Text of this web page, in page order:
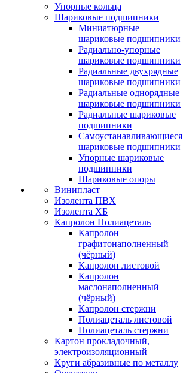
Упорные кольца
Шариковые подшипники
Миниатюрные
шариковые подшипники
Радиально-упорные
шариковые подшипники
Радиальные двухрядные
шариковые подшипники
Радиальные однорядные
шариковые подшипники
Радиальные шариковые
подшипники
Самоустанавливающиеся
шариковые подшипники
Упорные шариковые
подшипники
Шариковые опоры
Винипласт
Изолента ПВХ
Изолента ХБ
Капролон Полиацеталь
Капролон
графитонаполненный
(чёрный)
Капролон листовой
Капролон
маслонаполненный
(чёрный)
Капролон стержни
Полиацеталь листовой
Полиацеталь стержни
Картон прокладочный,
электроизоляционный
Круги абразивные по металлу